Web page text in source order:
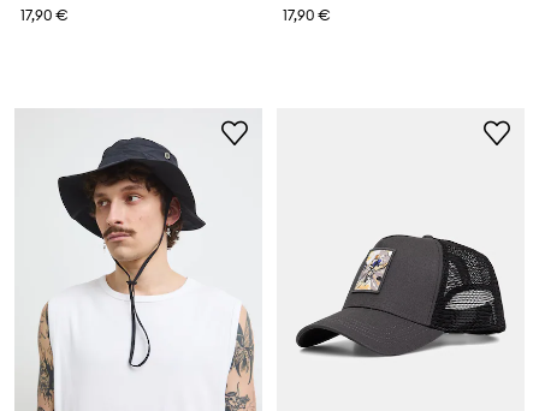
17,90 €
17,90 €